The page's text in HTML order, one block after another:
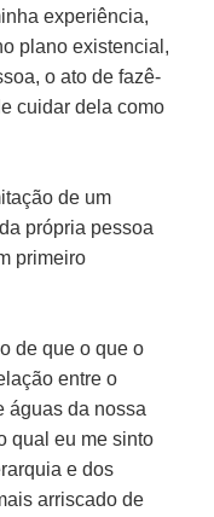
experiência,
plano existencial,
o ato de fazê-
cuidar dela como
de um
própria pessoa
primeiro
de que o que o
entre o
águas da nossa
qual eu me sinto
e dos
arriscado de